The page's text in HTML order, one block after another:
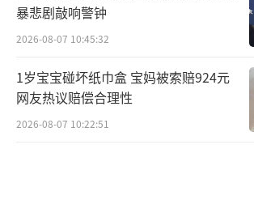
暴悲剧敲响警钟
2026-08-07 10:45:32
1岁宝宝碰坏纸巾盒 宝妈被索赔924元
网友热议赔偿合理性
2026-08-07 10:22:51